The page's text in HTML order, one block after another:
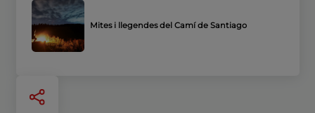
Mites i llegendes del Camí de Santiago